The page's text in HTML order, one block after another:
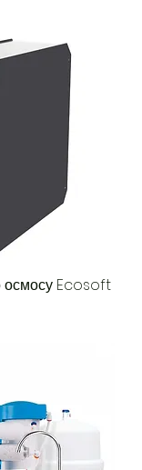
осмосу Ecosoft